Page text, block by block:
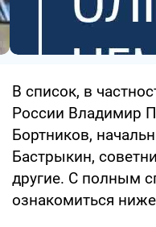
В список, в
России Владимир
Бортников,
Бастрыкин,
другие. С полным
ознакомиться